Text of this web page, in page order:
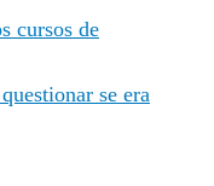
cursos de
se era